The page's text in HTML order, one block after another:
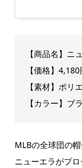
【商品名】ニ
【価格】4,180
【素材】 ポリ
【カラー】ブ
MLBの全球団の
ニューエラがプロ